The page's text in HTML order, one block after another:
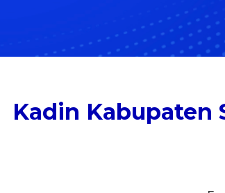
Kadin Kabupaten